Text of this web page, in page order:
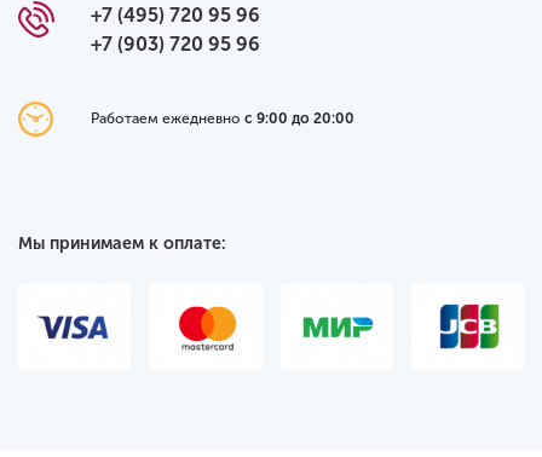
+7 (495) 720 95 96
+7 (903) 720 95 96
Работаем ежедневно с 9:00 до 20:00
Мы принимаем к оплате: